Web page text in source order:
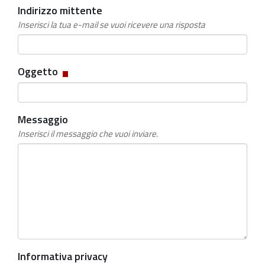
Indirizzo mittente
Inserisci la tua e-mail se vuoi ricevere una risposta
Oggetto Campo
obbligatorio
Messaggio
Inserisci il messaggio che vuoi inviare.
Informativa privacy